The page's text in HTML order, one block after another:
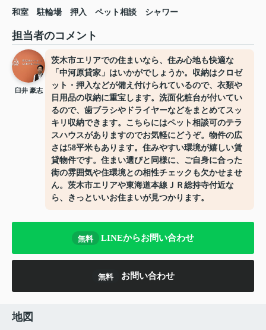
和室 駐輪場 押入 ペット相談 シャワー
担当者のコメント
臼井 豪志
茨木市エリアでの住まいなら、住み心地も快適な
「中河原貸家」はいかがでしょうか。収納はクロゼ
ット・押入などが備え付けられているので、衣類や
日用品の収納に重宝します。洗面化粧台が付いてい
るので、歯ブラシやドライヤーなどをまとめてスッ
キリ収納できます。こちらにはペット相談可のテラ
スハウスがありますのでお気軽にどうぞ。物件の広
さは58平米もあります。住みやすい環境が嬉しい賃
貸物件です。住まい選びと同様に、ご自身に合った
街の雰囲気や住環境との相性チェックも欠かせませ
ん。茨木市エリアや東海道本線ＪＲ総持寺付近な
ら、きっといいお住まいが見つかります。
無料 LINEからお問い合わせ
無料 お問い合わせ
地図